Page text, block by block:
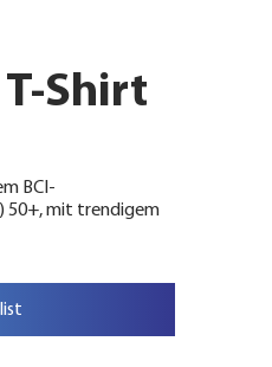
Shirt
BCI-
50+, mit trendigem